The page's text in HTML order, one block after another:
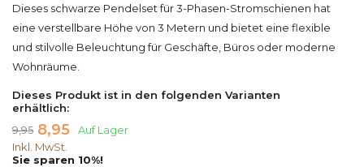
Dieses schwarze Pendelset für 3-Phasen-Stromschienen hat
eine verstellbare Höhe von 3 Metern und bietet eine flexible
und stilvolle Beleuchtung für Geschäfte, Büros oder moderne
Wohnräume.
Dieses Produkt ist in den folgenden Varianten
erhältlich:
9,95 8,95
Auf Lager
Inkl. MwSt.
Sie sparen 10%!